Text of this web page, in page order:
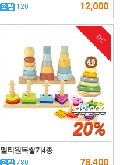
120 12,000
DC
98,000
20%
멀티원목쌓기4종
780 78,400